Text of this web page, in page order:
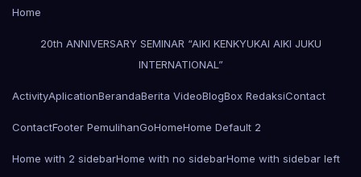
Home
20th ANNIVERSARY SEMINAR “AIKI KENKYUKAI AIKI JUKU
INTERNATIONAL”
ActivityAplicationBerandaBerita VideoBlogBox RedaksiContact
ContactFooter PemulihanGoHomeHome Default 2
Home with 2 sidebarHome with no sidebarHome with sidebar left